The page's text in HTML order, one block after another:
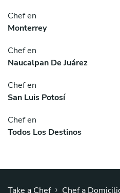
Chef en
Monterrey
Chef en
Naucalpan De Juárez
Chef en
San Luis Potosí
Chef en
Todos Los Destinos
Take a Chef › Chef a